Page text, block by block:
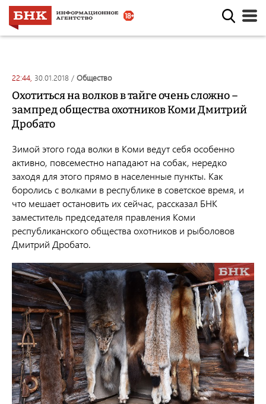
22:44, 30.01.2018 / общество
Охотиться на волков в тайге очень сложно –
зампред общества охотников Коми Дмитрий
Дробато
Зимой этого года волки в Коми ведут себя особенно
активно, повсеместно нападают на собак, нередко
заходя для этого прямо в населенные пункты. Как
боролись с волками в республике в советское время, и
что мешает остановить их сейчас, рассказал БНК
заместитель председателя правления Коми
республиканского общества охотников и рыболовов
Дмитрий Дробато.